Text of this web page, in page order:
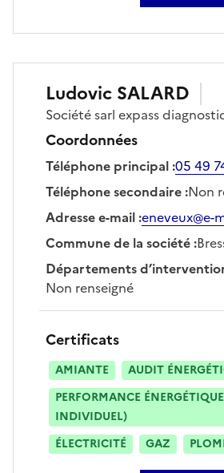
Ludovic SALARD
Sociétésarl expass
Coordonnées
Téléphone principal:05 49
Téléphone secondaire:Non
Adresse e-mail:eneveux@e-
Commune de la société:
Départements
Non renseigné
Certificats
AMIANTE
AUDIT
PERFORMANCE
INDIVIDUEL)
ÉLECTRICITÉ
GAZ